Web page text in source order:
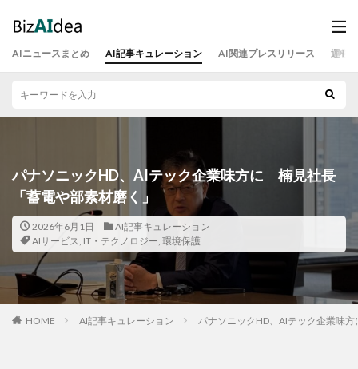
AIニュースまとめ AI記事キュレーション AI関連プレスリリース 運営
パナソニックHD、AIテック企業味方に 楠見社長
「蓄電や部素材磨く」
2026年6月1日
AI記事キュレーション
AIサービス, IT・テクノロジー, 環境保護
HOME AI記事キュレーション パナソニックHD、AIテック企業